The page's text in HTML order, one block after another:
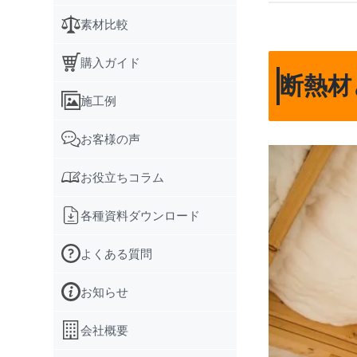
断熱
素材比較
購入ガイド
施工例
お客様の声
お役立ちコラム
各種資料ダウンロード
よくある質問
お知らせ
会社概要